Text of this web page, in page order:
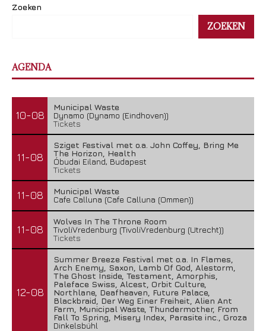
Zoeken
ZOEKEN
AGENDA
10-08
Municipal Waste
Dynamo (Dynamo (Eindhoven))
Tickets
11-08
Sziget Festival met o.a. John Coffey, Bring Me
The Horizon, Health
Óbudai Eiland, Budapest
Tickets
11-08
Municipal Waste
Cafe Calluna (Cafe Calluna (Ommen))
11-08
Wolves In The Throne Room
TivoliVredenburg (TivoliVredenburg (Utrecht))
Tickets
12-08
Summer Breeze Festival met o.a. In Flames,
Arch Enemy, Saxon, Lamb Of God, Alestorm,
The Ghost Inside, Testament, Amorphis,
Paleface Swiss, Alcest, Orbit Culture,
Northlane, Deafheaven, Future Palace,
Blackbraid, Der Weg Einer Freiheit, Alien Ant
Farm, Municipal Waste, Thundermother, From
Fall To Spring, Misery Index, Parasite inc., Groza
Dinkelsbühl